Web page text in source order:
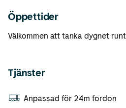
Öppettider
Välkommen att tanka dygnet runt
Tjänster
Anpassad för 24m fordon